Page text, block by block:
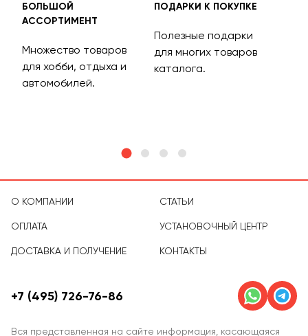
БОЛЬШОЙ
АССОРТИМЕНТ
Множество товаров
для хобби, отдыха и
автомобилей.
ПОДАРКИ К ПОКУПКЕ
Полезные подарки
для многих товаров
каталога.
О КОМПАНИИ
ОПЛАТА
ДОСТАВКА И ПОЛУЧЕНИЕ
СТАТЬИ
УСТАНОВОЧНЫЙ ЦЕНТР
КОНТАКТЫ
Вся представленная на сайте информация, касающаяся
+7 (495) 726-76-86